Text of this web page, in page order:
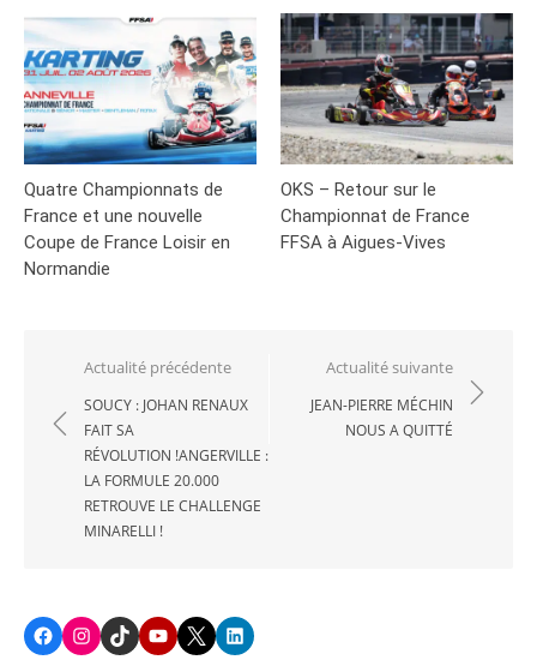
Quatre Championnats de
France et une nouvelle
Coupe de France Loisir en
Normandie
OKS – Retour sur le
Championnat de France
FFSA à Aigues-Vives
Navigation
de
l’article
Actualité précédente
SOUCY : JOHAN RENAUX
FAIT SA
RÉVOLUTION !ANGERVILLE :
LA FORMULE 20.000
RETROUVE LE CHALLENGE
MINARELLI !
Actualité suivante
JEAN-PIERRE MÉCHIN
NOUS A QUITTÉ
FacebookInstagram
TikTokYoutube
X LinkedIn